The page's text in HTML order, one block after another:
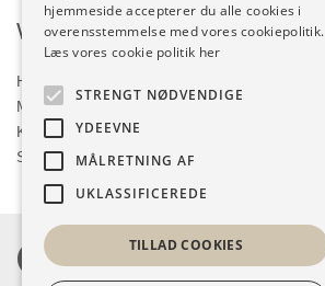
Webshop
Handelsbetingelser
Min konto
Kurv
Shop
hjemmeside accepterer du alle cookies i
overensstemmelse med vores cookiepolitik.
Læs vores cookie politik her
STRENGT NØDVENDIGE
YDEEVNE
MÅLRETNING AF
UKLASSIFICEREDE
TILLAD COOKIES